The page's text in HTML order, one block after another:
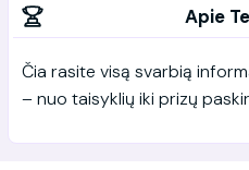
Apie
Čia rasite visą svarbią
– nuo taisyklių iki prizų